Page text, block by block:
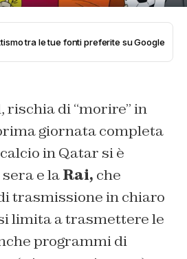
tra le tue fonti preferite su Google
rischia di “morire” in
giornata completa
in Qatar si è
e laRai, che
trasmissione in chiaro
limita a trasmettere le
programmi di